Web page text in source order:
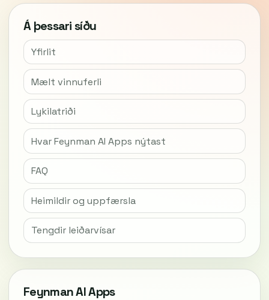
Á þessari síðu
Yfirlit
Mælt vinnuferli
Lykilatriði
Hvar Feynman AI Apps nýtast
FAQ
Heimildir og uppfærsla
Tengdir leiðarvísar
Feynman AI Apps